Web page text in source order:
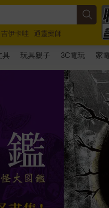
吉伊卡哇
通靈藥師
慢跑
具 玩具親子 3C電玩 家